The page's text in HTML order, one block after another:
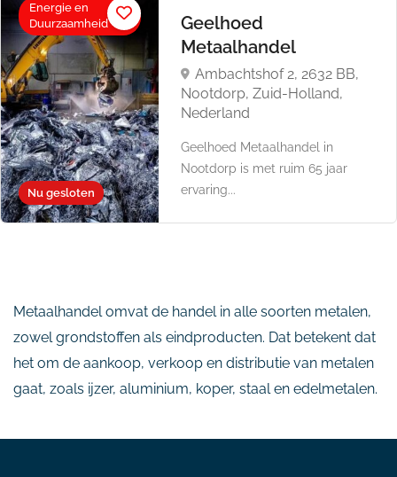
Nu gesloten
Energie en
Duurzaamheid
Geelhoed
Metaalhandel
Ambachtshof 2, 2632 BB,
Nootdorp, Zuid-Holland,
Nederland
Geelhoed Metaalhandel in
Nootdorp is met ruim 65 jaar
ervaring...
Metaalhandel omvat de handel in alle soorten metalen,
zowel grondstoffen als eindproducten. Dat betekent dat
het om de aankoop, verkoop en distributie van metalen
gaat, zoals ijzer, aluminium, koper, staal en edelmetalen.